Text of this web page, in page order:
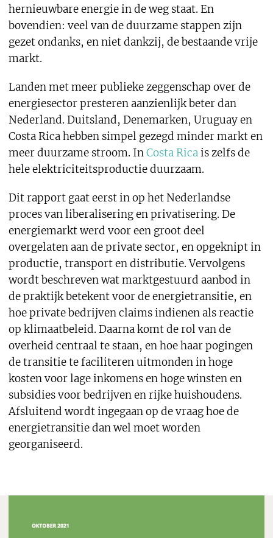
hernieuwbare energie in de weg staat. En
bovendien: veel van de duurzame stappen zijn
gezet ondanks, en niet dankzij, de bestaande vrije
markt.
Landen met meer publieke zeggenschap over de
energiesector presteren aanzienlijk beter dan
Nederland. Duitsland, Denemarken, Uruguay en
Costa Rica hebben simpel gezegd minder markt en
meer duurzame stroom. InCosta Ricais zelfs de
hele elektriciteitsproductie duurzaam.
Dit rapport gaat eerst in op het Nederlandse
proces van liberalisering en privatisering. De
energiemarkt werd voor een groot deel
overgelaten aan de private sector, en opgeknipt in
productie, transport en distributie. Vervolgens
wordt beschreven wat marktgestuurd aanbod in
de praktijk betekent voor de energietransitie, en
hoe private bedrijven claims indienen als reactie
op klimaatbeleid. Daarna komt de rol van de
overheid centraal te staan, en hoe haar pogingen
de transitie te faciliteren uitmonden in hoge
kosten voor lage inkomens en hoge winsten en
subsidies voor bedrijven en rijke huishoudens.
Afsluitend wordt ingegaan op de vraag hoe de
energietransitie dan wel moet worden
georganiseerd.